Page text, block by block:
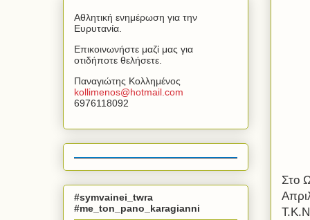
Στο
Αθλητική ενημέρωση για την
Ευρυτανία.
Επικοινωνήστε μαζί μας για
οτιδήποτε θελήσετε.
Παναγιώτης Κολλημένος
kollimenos@hotmail com
6976118092
#symvainei_twra
#me_ton_pano_karagianni